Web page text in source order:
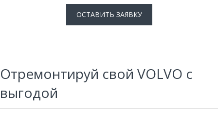
ОСТАВИТЬ ЗАЯВКУ
Отремонтируй свой VOLVO с
выгодой